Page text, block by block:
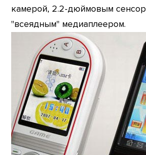
камерой, 2.2-дюймовым
"всеядным" медиаплеером.